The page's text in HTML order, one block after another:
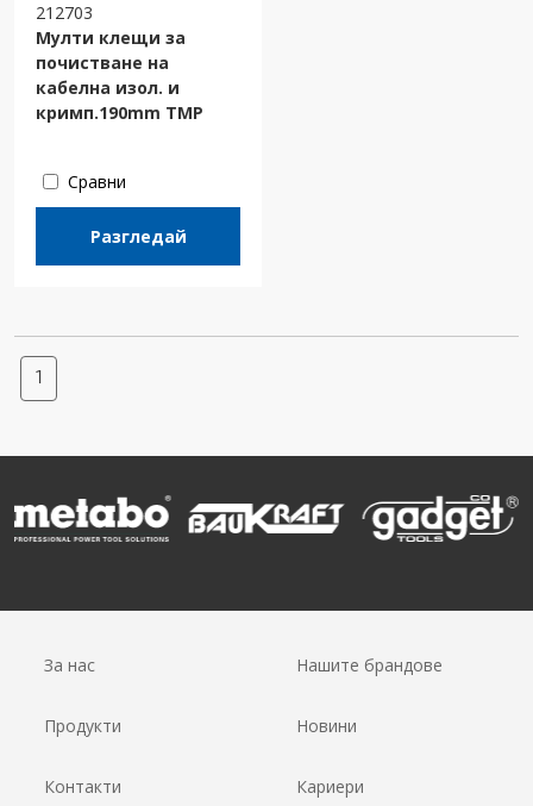
212703
Мулти клещи за
почистване на
кабелна изол. и
кримп.190mm TMP
Сравни
Разгледай
1
За нас Нашите брандове
Продукти Новини
Контакти Кариери